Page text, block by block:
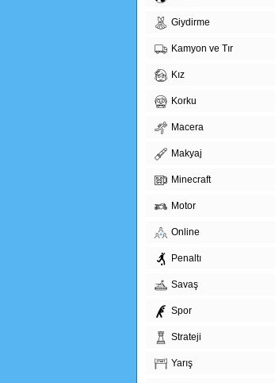
Giydirme
Kamyon ve Tır
Kız
Korku
Macera
Makyaj
Minecraft
Motor
Online
Penaltı
Savaş
Spor
Strateji
Yarış